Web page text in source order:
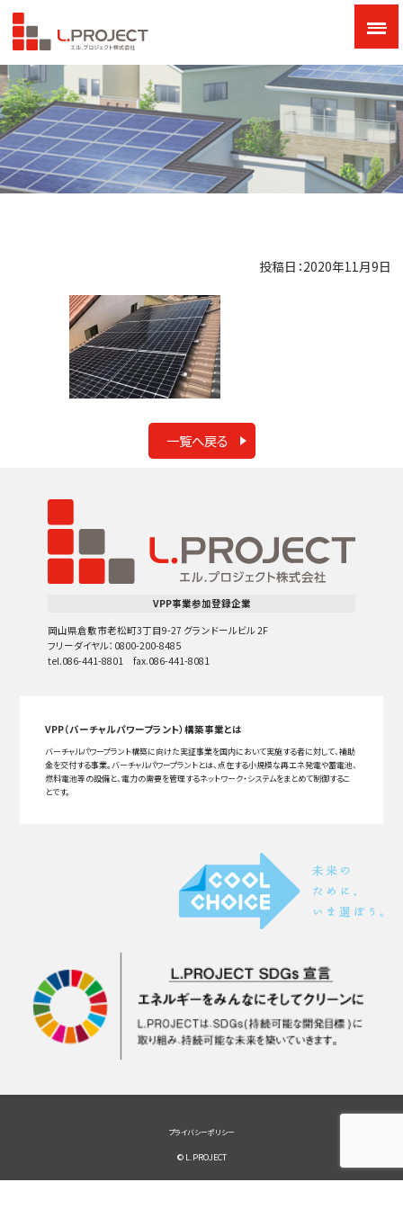
投稿日：2020年11月9日
一覧へ戻る
VPP事業参加登録企業
岡山県倉敷市老松町3丁目9-27 グランドールビル 2F
フリーダイヤル：0800-200-8485
tel.086-441-8801 fax.086-441-8081
VPP（バーチャルパワープラント）構築事業とは
バーチャルパワープラント構築に向けた実証事業を国内において実施する者に対して、補助
金を交付する事業。バーチャルパワープラントとは、点在する小規模な再エネ発電や蓄電池、
燃料電池等の設備と、電力の需要を管理するネットワーク・システムをまとめて制御するこ
とです。
プライバシーポリシー
© L.PROJECT